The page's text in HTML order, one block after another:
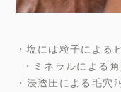
・塩には粒子による
・ミネラルによる
・浸透圧による毛穴